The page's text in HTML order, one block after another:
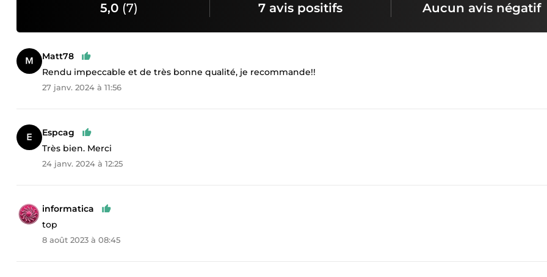
5,0 (7) 7 avis positifs Aucun avis négatif
Matt78
Rendu impeccable et de très bonne qualité, je recommande!!
27 janv. 2024 à 11:56
Espcag
Très bien. Merci
24 janv. 2024 à 12:25
informatica
top
8 août 2023 à 08:45